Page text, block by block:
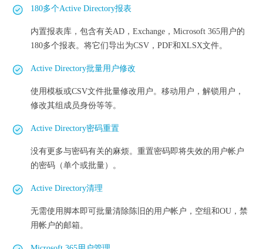
180多个Active Directory报表
内置报表库，包含有关AD，Exchange，Microsoft 365用户的
180多个报表。将它们导出为CSV，PDF和XLSX文件。
Active Directory批量用户修改
使用模板或CSV文件批量修改用户。移动用户，解锁用户，
修改其组成员身份等等。
Active Directory密码重置
没有更多与密码有关的麻烦。重置密码即将失效的用户帐户
的密码（单个或批量）。
Active Directory清理
无需使用脚本即可批量清除陈旧的用户帐户，空组和OU，禁
用帐户的邮箱。